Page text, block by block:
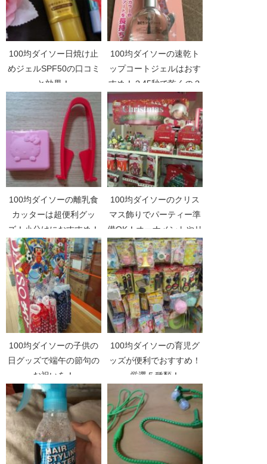
100均ダイソー日焼け止
めジェルSPF50の口コミ
と効果！
100均ダイソーの速乾ト
ップコートジェルはおす
すめ！？45秒で乾くの？
100均ダイソーの離乳食
カッターは超便利グッ
ズ！小分けにおすすめ！
100均ダイソーのクリス
マス飾りでパーティー準
備OK！オーナメントやリ
ースが豊富です！
100均ダイソーの子供の
日グッズで端午の節句の
お祝いを！
100均ダイソーの育児グ
ッズが便利でおすすめ！
厳選５種類！